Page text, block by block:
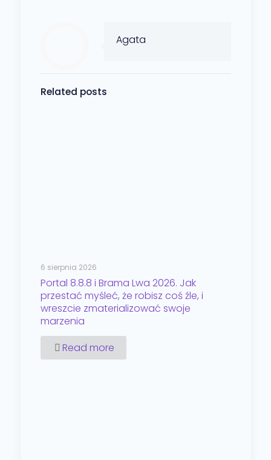
Agata
Related posts
6 sierpnia 2026
Portal 8.8.8 i Brama Lwa 2026. Jak
przestać myśleć, że robisz coś źle, i
wreszcie zmaterializować swoje
marzenia
Read more